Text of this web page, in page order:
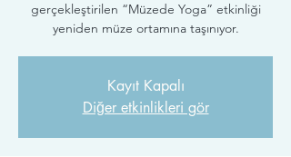
gerçekleştirilen “Müzede Yoga” etkinliği
yeniden müze ortamına taşınıyor.
Kayıt Kapalı
Diğer etkinlikleri gör